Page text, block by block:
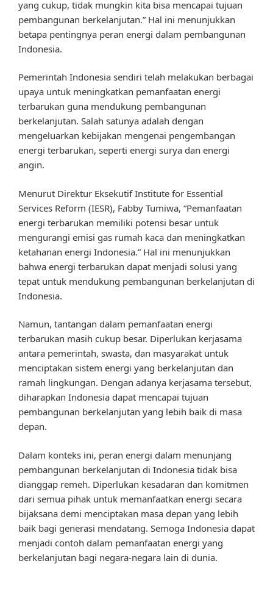
yang cukup, tidak mungkin kita bisa mencapai tujuan
pembangunan berkelanjutan.” Hal ini menunjukkan
betapa pentingnya peran energi dalam pembangunan
Indonesia.
Pemerintah Indonesia sendiri telah melakukan berbagai
upaya untuk meningkatkan pemanfaatan energi
terbarukan guna mendukung pembangunan
berkelanjutan. Salah satunya adalah dengan
mengeluarkan kebijakan mengenai pengembangan
energi terbarukan, seperti energi surya dan energi
angin.
Menurut Direktur Eksekutif Institute for Essential
Services Reform (IESR), Fabby Tumiwa, “Pemanfaatan
energi terbarukan memiliki potensi besar untuk
mengurangi emisi gas rumah kaca dan meningkatkan
ketahanan energi Indonesia.” Hal ini menunjukkan
bahwa energi terbarukan dapat menjadi solusi yang
tepat untuk mendukung pembangunan berkelanjutan di
Indonesia.
Namun, tantangan dalam pemanfaatan energi
terbarukan masih cukup besar. Diperlukan kerjasama
antara pemerintah, swasta, dan masyarakat untuk
menciptakan sistem energi yang berkelanjutan dan
ramah lingkungan. Dengan adanya kerjasama tersebut,
diharapkan Indonesia dapat mencapai tujuan
pembangunan berkelanjutan yang lebih baik di masa
depan.
Dalam konteks ini, peran energi dalam menunjang
pembangunan berkelanjutan di Indonesia tidak bisa
dianggap remeh. Diperlukan kesadaran dan komitmen
dari semua pihak untuk memanfaatkan energi secara
bijaksana demi menciptakan masa depan yang lebih
baik bagi generasi mendatang. Semoga Indonesia dapat
menjadi contoh dalam pemanfaatan energi yang
berkelanjutan bagi negara-negara lain di dunia.